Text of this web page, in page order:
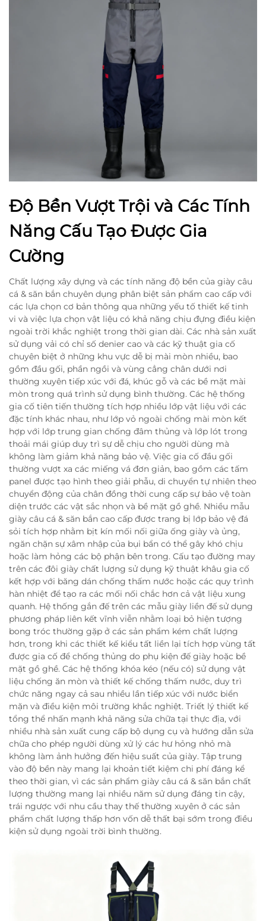
Độ Bền Vượt Trội và Các Tính
Năng Cấu Tạo Được Gia
Cường
Chất lượng xây dựng và các tính năng độ bền của giày câu
cá & săn bắn chuyên dụng phân biệt sản phẩm cao cấp với
các lựa chọn cơ bản thông qua những yếu tố thiết kế tinh
vi và việc lựa chọn vật liệu có khả năng chịu đựng điều kiện
ngoài trời khắc nghiệt trong thời gian dài. Các nhà sản xuất
sử dụng vải có chỉ số denier cao và các kỹ thuật gia cố
chuyên biệt ở những khu vực dễ bị mài mòn nhiều, bao
gồm đầu gối, phần ngồi và vùng cẳng chân dưới nơi
thường xuyên tiếp xúc với đá, khúc gỗ và các bề mặt mài
mòn trong quá trình sử dụng bình thường. Các hệ thống
gia cố tiên tiến thường tích hợp nhiều lớp vật liệu với các
đặc tính khác nhau, như lớp vỏ ngoài chống mài mòn kết
hợp với lớp trung gian chống đâm thủng và lớp lót trong
thoải mái giúp duy trì sự dễ chịu cho người dùng mà
không làm giảm khả năng bảo vệ. Việc gia cố đầu gối
thường vượt xa các miếng vá đơn giản, bao gồm các tấm
panel được tạo hình theo giải phẫu, di chuyển tự nhiên theo
chuyển động của chân đồng thời cung cấp sự bảo vệ toàn
diện trước các vật sắc nhọn và bề mặt gồ ghề. Nhiều mẫu
giày câu cá & săn bắn cao cấp được trang bị lớp bảo vệ đá
sỏi tích hợp nhằm bịt kín mối nối giữa ống giày và ủng,
ngăn chặn sự xâm nhập của bụi bẩn có thể gây khó chịu
hoặc làm hỏng các bộ phận bên trong. Cấu tạo đường may
trên các đôi giày chất lượng sử dụng kỹ thuật khâu gia cố
kết hợp với băng dán chống thấm nước hoặc các quy trình
hàn nhiệt để tạo ra các mối nối chắc hơn cả vật liệu xung
quanh. Hệ thống gắn đế trên các mẫu giày liền đế sử dụng
phương pháp liên kết vĩnh viễn nhằm loại bỏ hiện tượng
bong tróc thường gặp ở các sản phẩm kém chất lượng
hơn, trong khi các thiết kế kiểu tất liền lại tích hợp vùng tất
được gia cố để chống thủng do phụ kiện đế giày hoặc bề
mặt gồ ghề. Các hệ thống khóa kéo (nếu có) sử dụng vật
liệu chống ăn mòn và thiết kế chống thấm nước, duy trì
chức năng ngay cả sau nhiều lần tiếp xúc với nước biển
mặn và điều kiện môi trường khắc nghiệt. Triết lý thiết kế
tổng thể nhấn mạnh khả năng sửa chữa tại thực địa, với
nhiều nhà sản xuất cung cấp bộ dụng cụ và hướng dẫn sửa
chữa cho phép người dùng xử lý các hư hỏng nhỏ mà
không làm ảnh hưởng đến hiệu suất của giày. Tập trung
vào độ bền này mang lại khoản tiết kiệm chi phí đáng kể
theo thời gian, vì các sản phẩm giày câu cá & săn bắn chất
lượng thường mang lại nhiều năm sử dụng đáng tin cậy,
trái ngược với nhu cầu thay thế thường xuyên ở các sản
phẩm chất lượng thấp hơn vốn dễ thất bại sớm trong điều
kiện sử dụng ngoài trời bình thường.